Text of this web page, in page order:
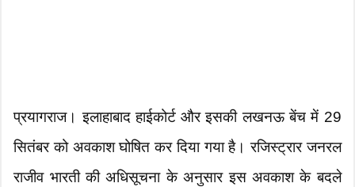
प्रयागराज। इलाहाबाद हाईकोर्ट और इसकी लखनऊ बेंच में 29
सितंबर को अवकाश घोषित कर दिया गया है। रजिस्ट्रार जनरल
राजीव भारती की अधिसूचना के अनुसार इस अवकाश के बदले